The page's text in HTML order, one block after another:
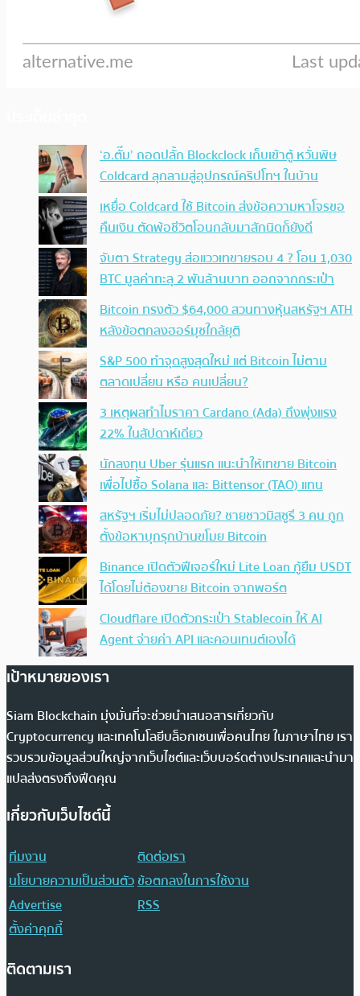
‘อ.ตั๊ม’ ถอดปลั้ก Blockclock เก็บเข้าตู้ หวั่นพิษ
Coldcard ลุกลามสู่อุปกรณ์คริปโทฯ ในบ้าน
เหยื่อ Coldcard ใช้ Bitcoin ส่งข้อความหาโจรขอ
คืนเงิน ตัดพ้อชีวิตโอนกลับมาสักนิดก็ยังดี
จับตา Strategy ส่อแววเทขายรอบ 4 ? โอน 1,030
BTC มูลค่าทะลุ 2 พันล้านบาท ออกจากกระเป๋า
Bitcoin ทรงตัว $64,000 สวนทางหุ้นสหรัฐฯ ATH
หลังข้อตกลงฮอร์มุซใกล้ยุติ
S&P 500 ทำจุดสูงสุดใหม่ แต่ Bitcoin ไม่ตาม
ตลาดเปลี่ยน หรือ คนเปลี่ยน?
3 เหตุผลทำไมราคา Cardano (Ada) ถึงพุ่งแรง
22% ในสัปดาห์เดียว
นักลงทุน Uber รุ่นแรก แนะนำให้เทขาย Bitcoin
เพื่อไปซื้อ Solana และ Bittensor (TAO) แทน
สหรัฐฯ เริ่มไม่ปลอดภัย? ชายชาวมิสซูรี 3 คน ถูก
ตั้งข้อหาบุกรุกบ้านขโมย Bitcoin
Binance เปิดตัวฟีเจอร์ใหม่ Lite Loan กู้ยืม USDT
ได้โดยไม่ต้องขาย Bitcoin จากพอร์ต
Cloudflare เปิดตัวกระเป๋า Stablecoin ให้ AI
Agent จ่ายค่า API และคอนเทนต์เองได้
เป้าหมายของเรา
Siam Blockchain มุ่งมั่นที่จะช่วยนำเสนอสารเกี่ยวกับ
Cryptocurrency และเทคโนโลยีบล็อกเชนเพื่อคนไทย ในภาษาไทย เรา
รวบรวมข้อมูลส่วนใหญ่จากเว็บไซต์และเว็บบอร์ดต่างประเทศและนำมา
แปลส่งตรงถึงฟีดคุณ
เกี่ยวกับเว็บไซต์นี้
ทีมงาน
ติดต่อเรา
นโยบายความเป็นส่วนตัวข้อตกลงในการใช้งาน
Advertise
RSS
ตั้งค่าคุกกี้
ติดตามเรา